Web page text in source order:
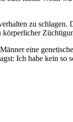
zu
eine
Ich habe kein so